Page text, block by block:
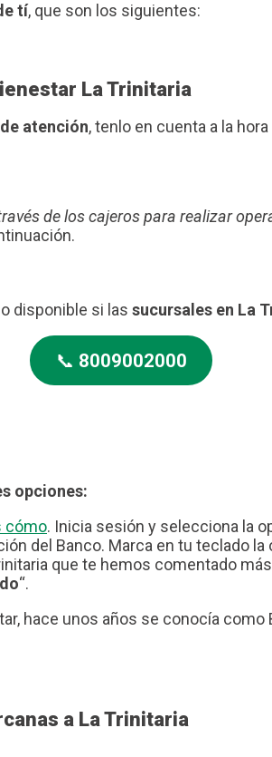
tí, que son los siguientes:
La Trinitaria
atención, tenlo en cuenta a la
de los cajeros para realizar
disponible si las sucursales en La
📞 8009002000
opciones:
cómo. Inicia sesión y selecciona la
del Banco. Marca en tu teclado
que te hemos comentado
“.
hace unos años se conocía
a La Trinitaria